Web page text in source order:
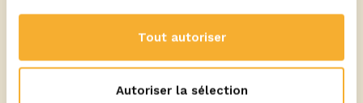
Tout autoriser
Autoriser la sélection